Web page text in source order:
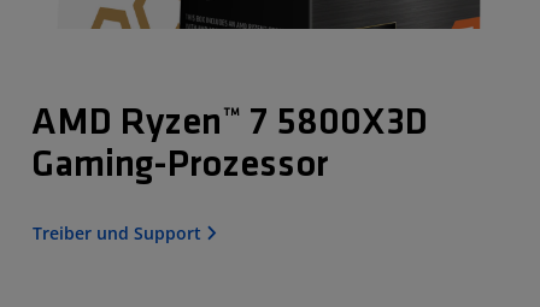
AMD Ryzen™ 7 5800X3D
Gaming-Prozessor
Treiber und Support